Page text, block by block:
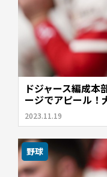
ドジャース編成本
ージでアピール！
2023.11.19
野球